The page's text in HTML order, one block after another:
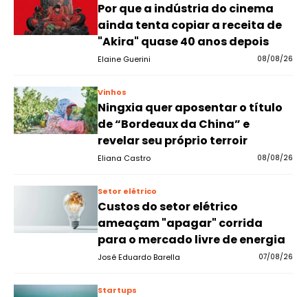
Por que a indústria do cinema
ainda tenta copiar a receita de
"Akira" quase 40 anos depois
Elaine Guerini 08/08/26
Vinhos
Ningxia quer aposentar o título
de “Bordeaux da China” e
revelar seu próprio terroir
Eliana Castro 08/08/26
Setor elétrico
Custos do setor elétrico
ameaçam "apagar" corrida
para o mercado livre de energia
José Eduardo Barella 07/08/26
Startups